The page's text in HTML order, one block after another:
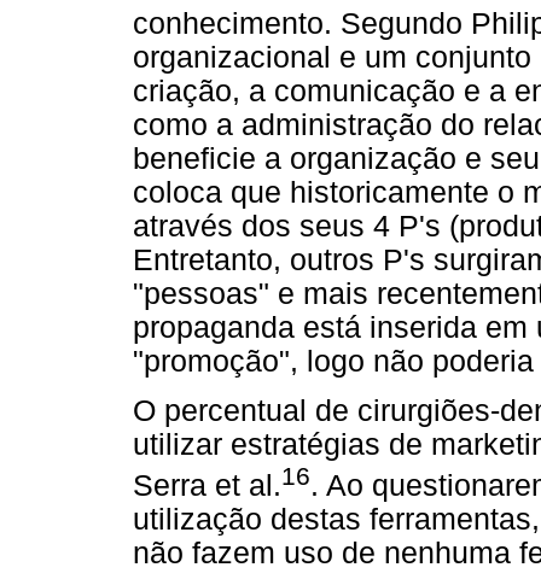
conhecimento. Segundo
organizacional e um
criação, a comunicação e a
como a administração do
beneficie a organização e
coloca que historicamente o
através dos seus 4 P's
Entretanto, outros P's
"pessoas" e mais
propaganda está inserida
"promoção", logo não
O percentual de cirurgiões-
utilizar estratégias de
Serra et al.16. Ao
utilização destas
não fazem uso de nenhuma